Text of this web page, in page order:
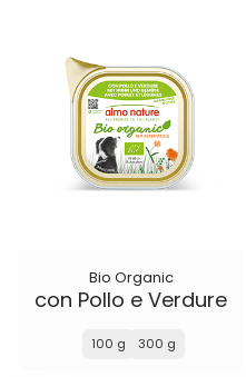
Bio Organic
con Pollo e Verdure
100 g 300 g